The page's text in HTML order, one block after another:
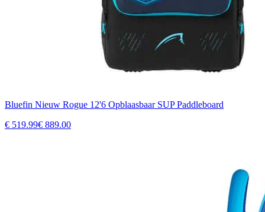
Bluefin Nieuw Rogue 12'6 Opblaasbaar SUP Paddleboard
€ 519.99€ 889.00